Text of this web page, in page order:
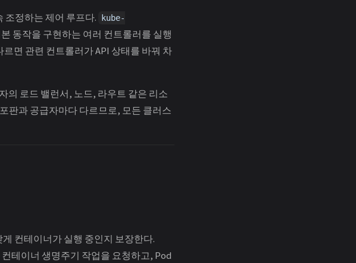
정하는 제어 루프다.
kube-
동작을 구현하는 여러 컨트롤러를 실행
면 관련 컨트롤러가 API 상태를 바꿔 차
의 로드 밸런서, 노드, 라우트 같은 리소
판과 공급자마다 다르므로, 모든 클러스
컨테이너가 실행 중인지 보장한다.
테이너 생명주기 작업을 요청하고, Pod